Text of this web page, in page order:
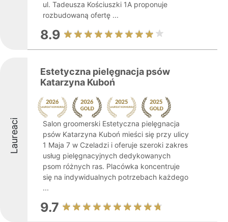
ul. Tadeusza Kościuszki 1A proponuje
rozbudowaną ofertę ...
8.9
Laureaci
Estetyczna pielęgnacja psów
Katarzyna Kuboń
Salon groomerski Estetyczna pielęgnacja
psów Katarzyna Kuboń mieści się przy ulicy
1 Maja 7 w Czeladzi i oferuje szeroki zakres
usług pielęgnacyjnych dedykowanych
psom różnych ras. Placówka koncentruje
się na indywidualnych potrzebach każdego
...
9.7